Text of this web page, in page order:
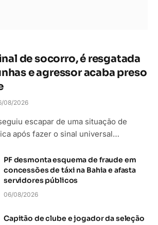
de socorro, é resgatada
e agressor acaba preso
08/2026
escapar de uma situação de
após fazer o sinal universal…
PF desmonta esquema de fraude em
concessões de táxi na Bahia e afasta
servidores públicos
06/08/2026
Capitão de clube e jogador da seleção